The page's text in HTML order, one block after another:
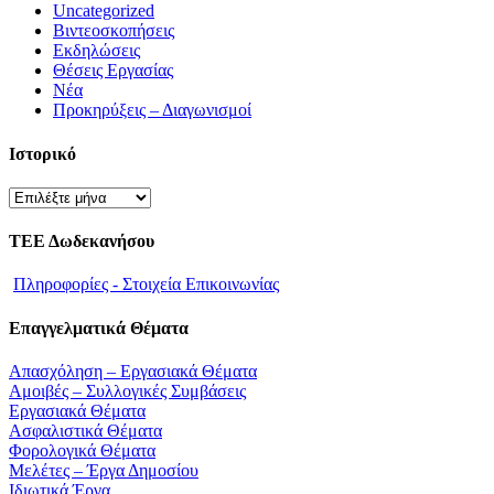
Uncategorized
Βιντεοσκοπήσεις
Εκδηλώσεις
Θέσεις Εργασίας
Νέα
Προκηρύξεις – Διαγωνισμοί
Ιστορικό
Ιστορικό
ΤΕΕ Δωδεκανήσου
Πληροφορίες - Στοιχεία Επικοινωνίας
Επαγγελματικά Θέματα
Απασχόληση – Εργασιακά Θέματα
Αμοιβές – Συλλογικές Συμβάσεις
Εργασιακά Θέματα
Ασφαλιστικά Θέματα
Φορολογικά Θέματα
Μελέτες – Έργα Δημοσίου
Ιδιωτικά Έργα